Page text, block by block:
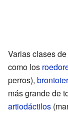
Varias clases
como los
perros),
más grande de
artiodáctilos